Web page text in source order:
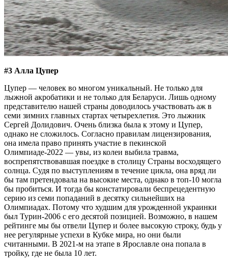
#3 Алла Цупер
Цупер — человек во многом уникальный. Не только для
лыжной акробатики и не только для Беларуси. Лишь одному
представителю нашей страны доводилось участвовать аж в
семи зимних главных стартах четырехлетия. Это лыжник
Сергей Долидович. Очень близка была к этому и Цупер,
однако не сложилось. Согласно правилам лицензирования,
она имела право принять участие в пекинской
Олимпиаде-2022 — увы, из колеи выбила травма,
воспрепятствовавшая поездке в столицу Страны восходящего
солнца. Судя по выступлениям в течение цикла, она вряд ли
бы там претендовала на высокие места, однако в топ-10 могла
бы пробиться. И тогда бы констатировали беспрецедентную
серию из семи попаданий в десятку сильнейших на
Олимпиадах. Потому что худшим для урожденной украинки
был Турин-2006 с его десятой позицией. Возможно, в нашем
рейтинге мы бы отвели Цупер и более высокую строку, будь у
нее регулярные успехи в Кубке мира, но они были
считанными. В 2021-м на этапе в Ярославле она попала в
тройку, где не была 10 лет.